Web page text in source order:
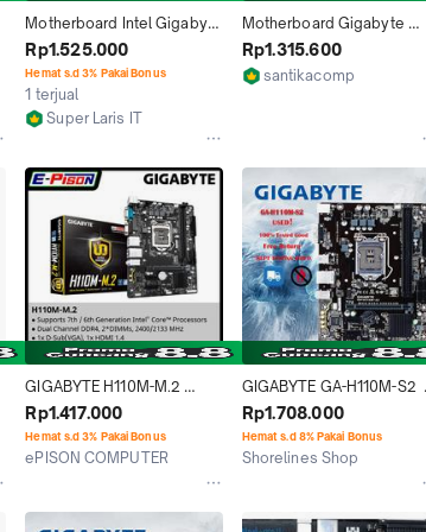
Motherboard Intel Gigabyte
H110M M.2 LGA 1151 DDR4
Resmi
Rp1.525.000
Hemat s.d 3% Pakai Bonus
1 terjual
Super Laris IT
Motherboard Gigabyte
H110M-M.2 | Intel LGA 1151 /
DDR4 / Micro-ATX
Rp1.315.600
santikacomp
GIGABYTE H110M-M.2
Motherboard Intel LGA 1151
DDR4
Rp1.417.000
Hemat s.d 3% Pakai Bonus
ePISON COMPUTER
GIGABYTE GA-H110M-S2
Motherboard H110 LGA 1151
i3 i5 i7 DDR4 32G
Rp1.708.000
Hemat s.d 8% Pakai Bonus
Shorelines Shop